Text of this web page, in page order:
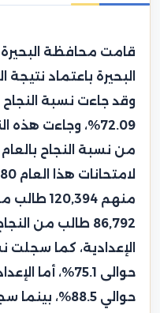
قامت محافظة البحيرة
البحيرة باعتماد نتيجة
72.09%، وجاءت
من نسبة النجاح
منهم
86,792 طالب من
الإعدادية، كما سجلت
حوالى 75.1%،
حوالي 88.5%،